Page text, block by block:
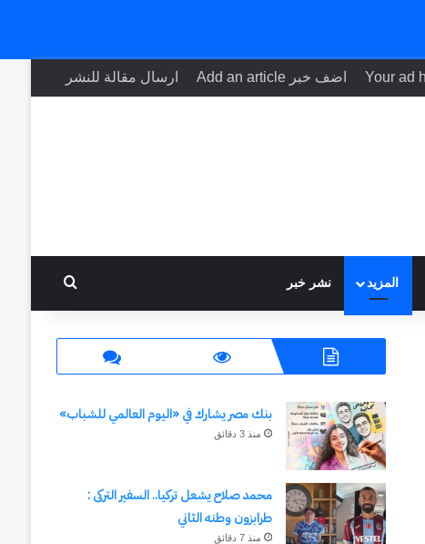
اضف خبر Add an article ارسال مقالة للنشر
المزيد نشر خبر
بنك مصر يشارك في «اليوم العالمي للشباب»
منذ 3 دقائق
محمد صلاح يشعل تركيا.. السفير التركى :
طرابزون وطنه الثاني
منذ 7 دقائق